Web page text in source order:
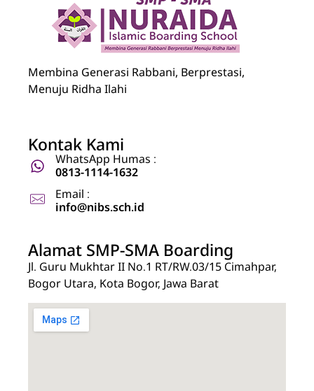
Nuraida Islamic Boarding School
Membina Generasi Rabbani, Berprestasi,
Menuju Ridha Ilahi
Kontak Kami
WhatsApp Humas :
0813-1114-1632
Email :
info@nibs.sch.id
Alamat SMP-SMA Boarding
Jl. Guru Mukhtar II No.1 RT/RW.03/15 Cimahpar,
Bogor Utara, Kota Bogor, Jawa Barat